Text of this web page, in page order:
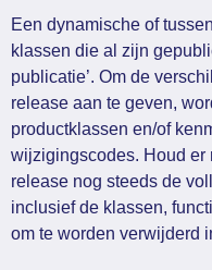
Een dynamische of
klassen die al zijn
publicatie’. Om de
release aan te geven,
productklassen en/of
wijzigingscodes. Houd er
release nog steeds de
inclusief de klassen,
om te worden verwijderd